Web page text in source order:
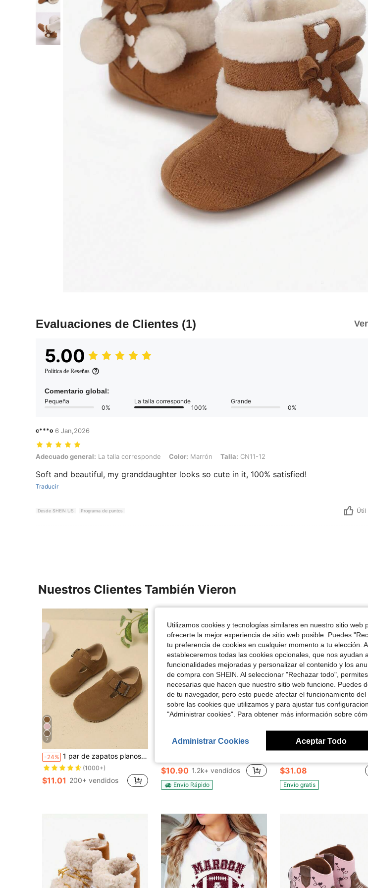
Evaluaciones de Clientes (1)
5.00
Política de Reseñas
Comentario global:
Pequeña
0%
La talla corresponde
100%
Grande
0%
c***o 6 Jan,2026
Adecuado general: La talla corresponde, Color: Marrón, Talla: CN11-12
Adecuado general: La talla corresponde Color: Marrón Talla: CN11-12
Soft and beautiful, my granddaughter looks so cute in it, 100% satisfied!
Traducir
Desde SHEIN US Programa de puntos Útil
Nuestros Clientes También Vieron
7
-24% 1 par de zapatos planos minimalistas de moda con punta redonda, suela blanda antideslizante y cierre de gancho y bucle, adecuados para primavera y otoño, para niños y niñas
¡Casi agotado!
(1000+)
¡Casi agotado!
¡Casi agotado!
¡Casi agotado!
$11.01 200+ vendidos
Ahorro de $8.28
$10.90 1.2k+ vendidos
Envío Rápido
Ahorro de
$31.08
Envío gratis
Utilizamos cookies y tecnologías similares en nuestro sitio web
ofrecerte la mejor experiencia de sitio web posible. Puedes
tu preferencia de cookies en cualquier momento a tu elección.
estableceremos todas las cookies opcionales, que nos ayudan
funcionalidades mejoradas y personalizar el contenido y los
de compra con SHEIN. Al seleccionar "Rechazar todo",
necesarias que hacen que nuestro sitio web funcione. Puedes
de tu navegador, pero esto puede afectar el funcionamiento
sobre las cookies que utilizamos y para ajustar tus
"Administrar cookies". Para obtener más información sobre
Administrar Cookies Aceptar Todo